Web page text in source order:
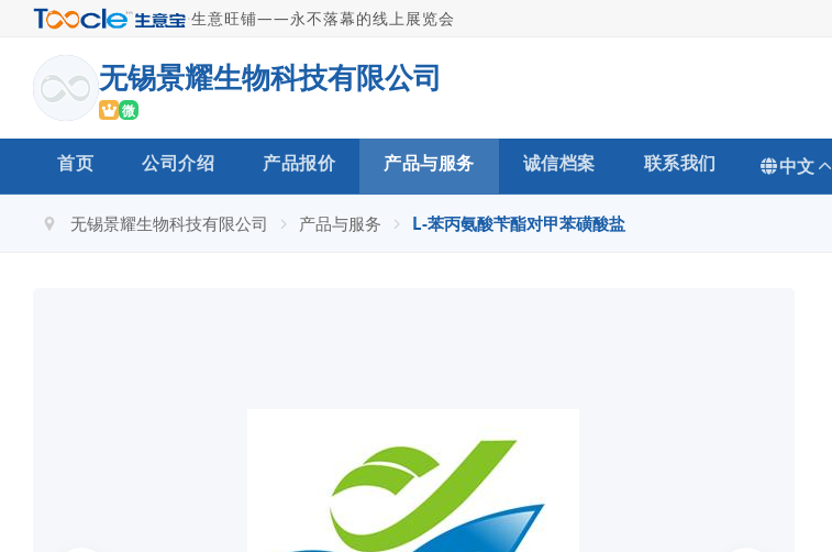
·生意旺铺——永不落幕的线上展览会
无锡景耀生物科技有限公司
微
首页 公司介绍 产品报价 产品与服务 诚信档案 联系我们 中文
无锡景耀生物科技有限公司 产品与服务 L-苯丙氨酸苄酯对甲苯磺酸盐